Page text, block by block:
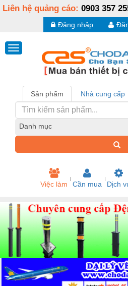
Liên hệ quảng cáo: 0903 357
Đăng nhập
Sản phẩm Nhà cung cấp
Danh mục
Việc làm Cần mua Dịch